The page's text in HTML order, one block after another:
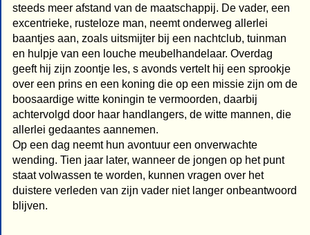
steeds meer afstand van de maatschappij. De vader, een
excentrieke, rusteloze man, neemt onderweg allerlei
baantjes aan, zoals uitsmijter bij een nachtclub, tuinman
en hulpje van een louche meubelhandelaar. Overdag
geeft hij zijn zoontje les, s avonds vertelt hij een sprookje
over een prins en een koning die op een missie zijn om de
boosaardige witte koningin te vermoorden, daarbij
achtervolgd door haar handlangers, de witte mannen, die
allerlei gedaantes aannemen.
Op een dag neemt hun avontuur een onverwachte
wending. Tien jaar later, wanneer de jongen op het punt
staat volwassen te worden, kunnen vragen over het
duistere verleden van zijn vader niet langer onbeantwoord
blijven.